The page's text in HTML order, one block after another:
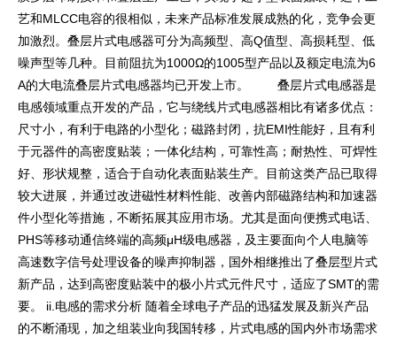
艺和MLCC电容的很相似，未来产品标准发展成熟的化，竞争会更
加激烈。叠层片式电感器可分为高频型、高Q值型、高损耗型、低
噪声型等几种。目前阻抗为1000Ω的1005型产品以及额定电流为6
A的大电流叠层片式电感器均已开发上市。 叠层片式电感器是
电感领域重点开发的产品，它与绕线片式电感器相比有诸多优点：
尺寸小，有利于电路的小型化；磁路封闭，抗EMI性能好，且有利
于元器件的高密度贴装；一体化结构，可靠性高；耐热性、可焊性
好、形状规整，适合于自动化表面贴装生产。目前这类产品已取得
较大进展，并通过改进磁性材料性能、改善内部磁路结构和加速器
件小型化等措施，不断拓展其应用市场。尤其是面向便携式电话、
PHS等移动通信终端的高频μH级电感器，及主要面向个人电脑等
高速数字信号处理设备的噪声抑制器，国外相继推出了叠层型片式
新产品，达到高密度贴装中的极小片式元件尺寸，适应了SMT的需
要。 ii.电感的需求分析 随着全球电子产品的迅猛发展及新兴产品
的不断涌现，加之组装业向我国转移，片式电感的国内外市场需求